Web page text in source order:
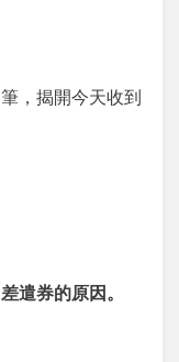
，揭開今天收到
遣券的原因。